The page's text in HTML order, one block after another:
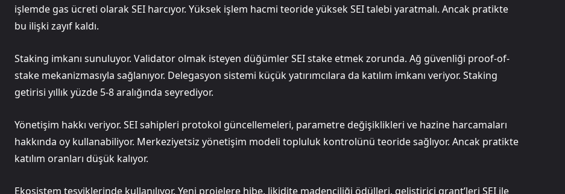
işlemde gas ücreti olarak SEI harcıyor. Yüksek işlem hacmi teoride yüksek SEI talebi yaratmalı. Ancak pratikte
bu ilişki zayıf kaldı.
Staking imkanı sunuluyor. Validator olmak isteyen düğümler SEI stake etmek zorunda. Ağ güvenliği proof-of-
stake mekanizmasıyla sağlanıyor. Delegasyon sistemi küçük yatırımcılara da katılım imkanı veriyor. Staking
getirisi yıllık yüzde 5-8 aralığında seyrediyor.
Yönetişim hakkı veriyor. SEI sahipleri protokol güncellemeleri, parametre değişiklikleri ve hazine harcamaları
hakkında oy kullanabiliyor. Merkeziyetsiz yönetişim modeli topluluk kontrolünü teoride sağlıyor. Ancak pratikte
katılım oranları düşük kalıyor.
Ekosistem teşviklerinde kullanılıyor. Yeni projelere hibe, likidite madenciliği ödülleri, geliştirici grant’leri SEI ile